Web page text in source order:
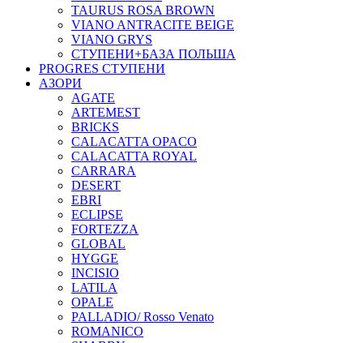
TAURUS ROSA BROWN
VIANO ANTRACITE BEIGE
VIANO GRYS
СТУПЕНИ+БАЗА ПОЛЬША
PROGRES СТУПЕНИ
АЗОРИ
AGATE
ARTEMEST
BRICKS
CALACATTA OPACO
CALACATTA ROYAL
CARRARA
DESERT
EBRI
ECLIPSE
FORTEZZA
GLOBAL
HYGGE
INCISIO
LATILA
OPALE
PALLADIO/ Rosso Venato
ROMANICO